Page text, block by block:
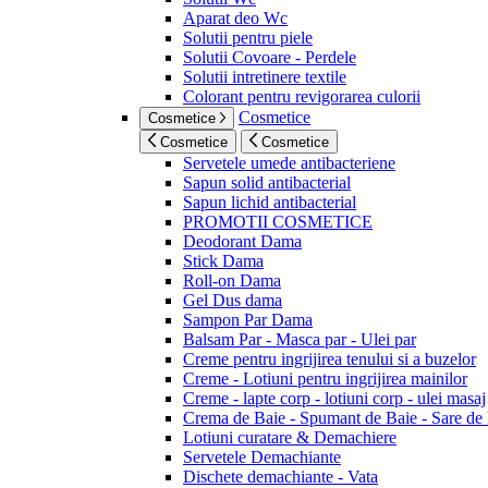
Aparat deo Wc
Solutii pentru piele
Solutii Covoare - Perdele
Solutii intretinere textile
Colorant pentru revigorarea culorii
Cosmetice Cosmetice
Cosmetice Cosmetice
Servetele umede antibacteriene
Sapun solid antibacterial
Sapun lichid antibacterial
PROMOTII COSMETICE
Deodorant Dama
Stick Dama
Roll-on Dama
Gel Dus dama
Sampon Par Dama
Balsam Par - Masca par - Ulei par
Creme pentru ingrijirea tenului si a buzelor
Creme - Lotiuni pentru ingrijirea mainilor
Creme - lapte corp - lotiuni corp - ulei masaj
Crema de Baie - Spumant de Baie - Sare de
Lotiuni curatare & Demachiere
Servetele Demachiante
Dischete demachiante - Vata